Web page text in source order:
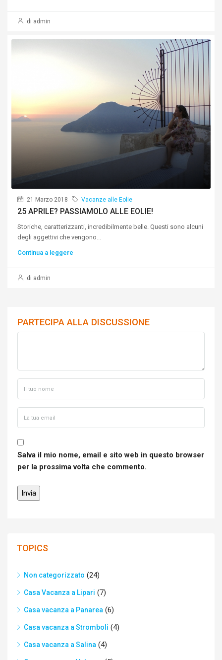
di admin
21 Marzo 2018 Vacanze alle Eolie
25 APRILE? PASSIAMOLO ALLE EOLIE!
Storiche, caratterizzanti, incredibilmente belle. Questi sono alcuni
degli aggettivi che vengono...
Continua a leggere
di admin
PARTECIPA ALLA DISCUSSIONE
Salva il mio nome, email e sito web in questo browser
per la prossima volta che commento.
TOPICS
Non categorizzato (24)
Casa Vacanza a Lipari (7)
Casa vacanza a Panarea (6)
Casa vacanza a Stromboli (4)
Casa vacanza a Salina (4)